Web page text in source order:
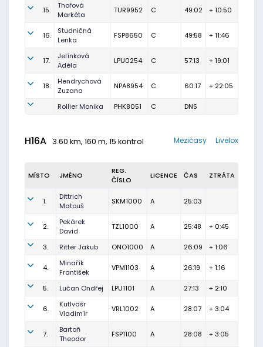
15.
Thořová
Markéta
TUR9952 C 49:02 + 10:50
16.
Studničná
Lenka
FSP8650 C 49:58 + 11:46
17.
Jelínková
Adéla
LPU0254 C 57:13 + 19:01
18.
Hendrychová
Zuzana
NPA8954 C 60:17 + 22:05
Rollier Monika PHK8051 C DNS
H16A 3.60 km, 160 m, 15 kontrol Livelox
Mezičasy
MÍSTO JMÉNO
REG.
ČÍSLO
LICENCE ČAS ZTRÁTA
1.
Dittrich
Matouš
SKM1000 A 25:03
2.
Pekárek
David
TZL1000 A 25:48 + 0:45
3. Ritter Jakub ONO1000 A 26:09 + 1:06
4.
Minařík
František
VPM1103 A 26:19 + 1:16
5. Lučan Ondřej LPU1101 A 27:13 + 2:10
6.
Kutlvašr
Vladimír
VRL1002 A 28:07 + 3:04
7.
Bartoň
Theodor
FSP1100 A 28:08 + 3:05